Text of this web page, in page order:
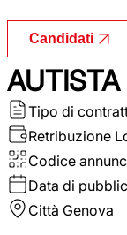
Candidati
Tipo di
Retribuzione
Codice
Data di
Città Genova